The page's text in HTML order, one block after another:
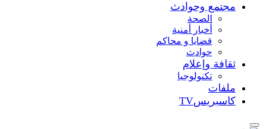
مجتمع وحوادث
الصحة
أخبار أمنية
قضايا و محاكم
حوادث
ثقافة وإعلام
تكنولوجيا
ملفات
كاسبريسTV